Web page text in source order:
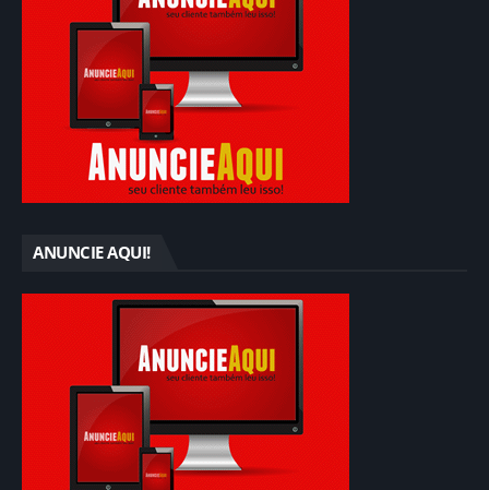
ANUNCIE AQUI!